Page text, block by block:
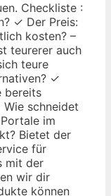
Checkliste :
✓ Der Preis:
kosten? –
teurerer auch
teure
✓
bereits
schneidet
im
Bietet der
für
mit der
wir dir
können